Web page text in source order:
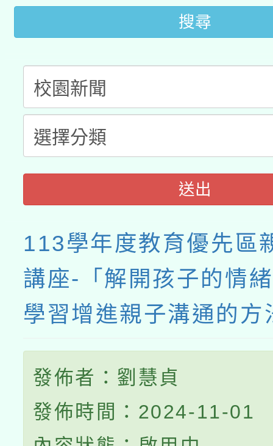
國立臺灣師範大學辦
業成長研習」實施計畫
搜尋
送出
113學年度教育優先區
講座-「解開孩子的情
學習增進親子溝通的方
發佈者：劉慧貞
發佈時間：2024-11-01